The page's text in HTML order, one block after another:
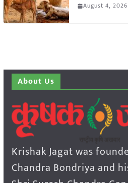
August 4, 2026
About Us
Krishak Jagat was
Chandra Bondriya and